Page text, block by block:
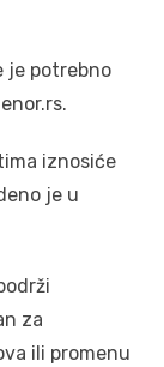
je potrebno
iznosiće
je u
za
ili promenu